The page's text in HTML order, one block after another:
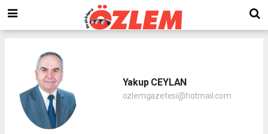
Yakup CEYLAN
ozlemgazetesi@hotmail.com